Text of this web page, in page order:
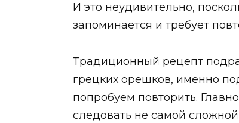
И это неудивительно,
запоминается и требует
Традиционный рецепт
грецких орешков, именно
попробуем повторить.
следовать не самой